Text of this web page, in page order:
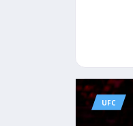
UFC